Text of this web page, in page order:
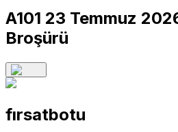
A101 23 Temmuz
Broşürü
fırsatbotu